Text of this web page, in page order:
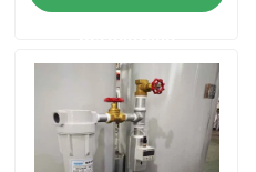
Quote request suatu
Generator Gas PSA
Generator Oksigen PSA